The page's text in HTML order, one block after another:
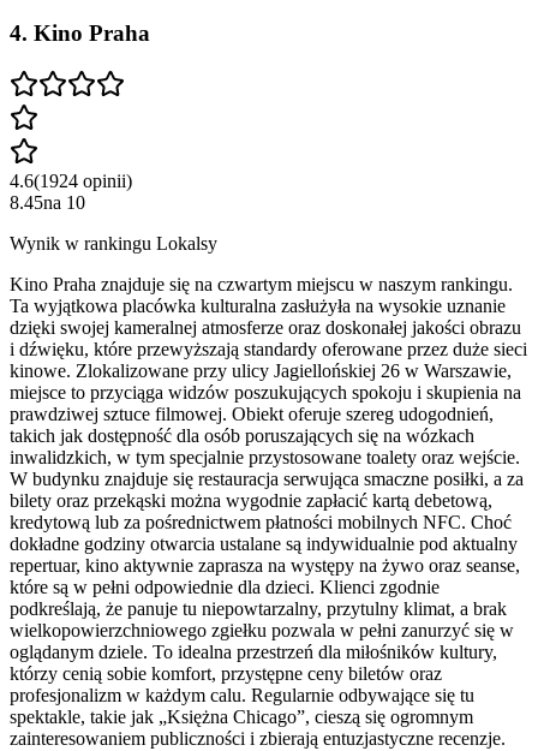
4. Kino Praha
4.6(1924 opinii)
8.45na 10
Wynik w rankingu Lokalsy
Kino Praha znajduje się na czwartym miejscu w naszym rankingu.
Ta wyjątkowa placówka kulturalna zasłużyła na wysokie uznanie
dzięki swojej kameralnej atmosferze oraz doskonałej jakości obrazu
i dźwięku, które przewyższają standardy oferowane przez duże sieci
kinowe. Zlokalizowane przy ulicy Jagiellońskiej 26 w Warszawie,
miejsce to przyciąga widzów poszukujących spokoju i skupienia na
prawdziwej sztuce filmowej. Obiekt oferuje szereg udogodnień,
takich jak dostępność dla osób poruszających się na wózkach
inwalidzkich, w tym specjalnie przystosowane toalety oraz wejście.
W budynku znajduje się restauracja serwująca smaczne posiłki, a za
bilety oraz przekąski można wygodnie zapłacić kartą debetową,
kredytową lub za pośrednictwem płatności mobilnych NFC. Choć
dokładne godziny otwarcia ustalane są indywidualnie pod aktualny
repertuar, kino aktywnie zaprasza na występy na żywo oraz seanse,
które są w pełni odpowiednie dla dzieci. Klienci zgodnie
podkreślają, że panuje tu niepowtarzalny, przytulny klimat, a brak
wielkopowierzchniowego zgiełku pozwala w pełni zanurzyć się w
oglądanym dziele. To idealna przestrzeń dla miłośników kultury,
którzy cenią sobie komfort, przystępne ceny biletów oraz
profesjonalizm w każdym calu. Regularnie odbywające się tu
spektakle, takie jak „Księżna Chicago”, cieszą się ogromnym
zainteresowaniem publiczności i zbierają entuzjastyczne recenzje.